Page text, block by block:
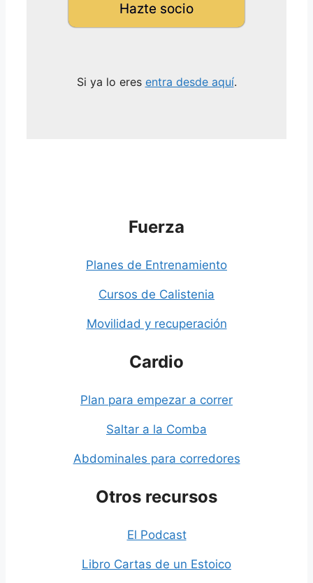
Hazte socio
Si ya lo eres entra desde aquí.
Fuerza
Planes de Entrenamiento
Cursos de Calistenia
Movilidad y recuperación
Cardio
Plan para empezar a correr
Saltar a la Comba
Abdominales para corredores
Otros recursos
El Podcast
Libro Cartas de un Estoico